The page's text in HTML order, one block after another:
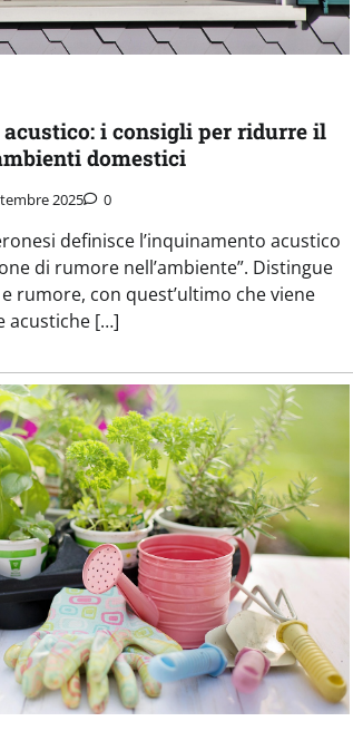
i consigli per ridurre il
domestici
2025 0
definisce l’inquinamento acustico
di rumore nell’ambiente”. Distingue
rumore, con quest’ultimo che viene
acustiche […]